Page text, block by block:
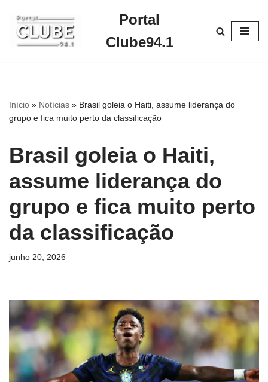
Pular
para
Portal
Clube94.1
Início » Notícias » Brasil goleia o Haiti, assume liderança do
grupo e fica muito perto da classificação
Brasil goleia o Haiti,
assume liderança do
grupo e fica muito perto
da classificação
junho 20, 2026